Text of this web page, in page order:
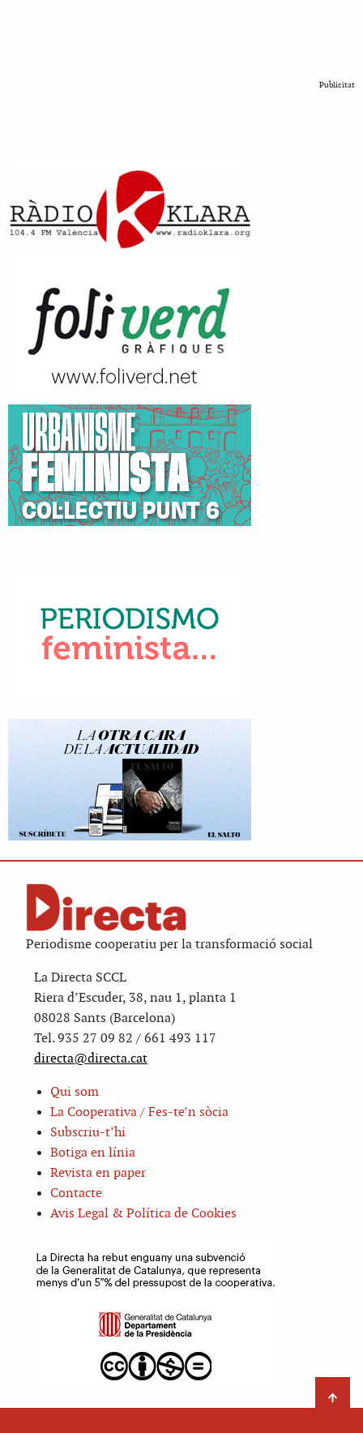
Publicitat
Periodisme cooperatiu per la transformació social
La Directa SCCL
Riera d’Escuder, 38, nau 1, planta 1
08028 Sants (Barcelona)
Tel. 935 27 09 82 / 661 493 117
directa@directa.cat
Qui som
La Cooperativa / Fes-te’n sòcia
Subscriu-t’hi
Botiga en línia
Revista en paper
Contacte
Avis Legal & Política de Cookies